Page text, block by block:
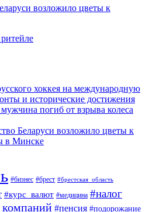
возложило цветы к
хоккея на международную
и исторические достижения
погиб от взрыва колеса
Беларуси возложило цветы к
в Минске
#бизнес #брест #брестская_область
#курс_валют #медицина #налог
компаний #пенсия #подорожание